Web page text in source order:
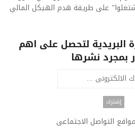
على طريقة هدم الهيكل المالي
البريدية لتحصل على اهم
بمجرد نشرها
التواصل الاجتماعى